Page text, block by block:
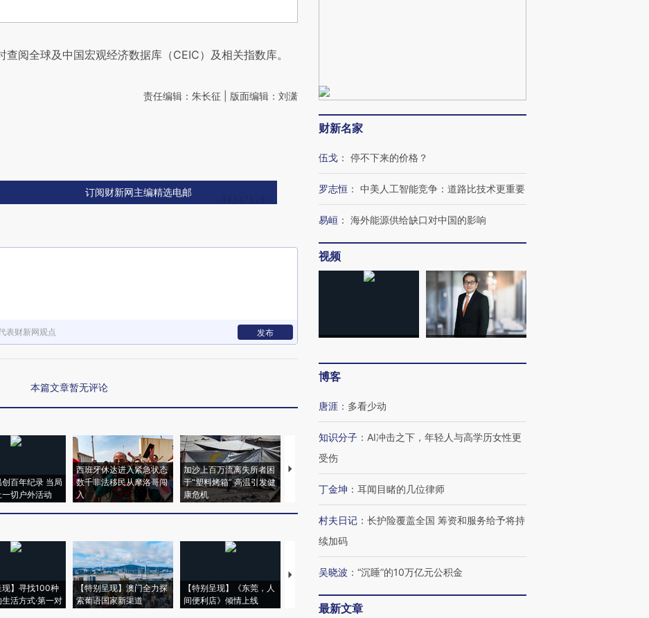
查阅全球及中国宏观经济数据库（CEIC）及相关指数库。
责任编辑：朱长征 | 版面编辑：刘潇
订阅财新网主编精选电邮
表财新网观点 发布
本篇文章暂无评论
百年纪录 当局
切户外活动
西班牙休达进入紧急状态
数千非法移民从摩洛哥闯
入
加沙上百万流离失所者困
于“塑料烤箱” 高温引发健
康危机
马航飞行员跨国走私7万
粒摇头丸 尿检体内含3种
术：是什么让中产们甘
心“花钱找虐”？
现】寻找100种
活方式·第一对
【特别呈现】澳门全力探
索葡语国家新渠道
【特别呈现】《东莞，人
间便利店》倾情上线
【推广】走进第四届链博
财新名家
伍戈 ： 停不下来的价格？
罗志恒 ： 中美人工智能竞争：道路比技术更重要
易峘 ： 海外能源供给缺口对中国的影响
视频
博客
唐涯 ： 多看少动
知识分子 ： AI冲击之下，年轻人与高学历女性更
受伤
丁金坤 ： 耳闻目睹的几位律师
村夫日记 ： 长护险覆盖全国 筹资和服务给予将持
续加码
吴晓波 ： “沉睡”的10万亿元公积金
最新文章